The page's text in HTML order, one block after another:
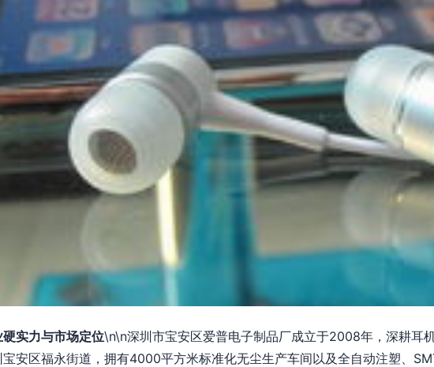
实力与市场定位\n\n深圳市宝安区爱普电子制品厂成立于2008年，深耕耳
安区福永街道，拥有4000平方米标准化无尘生产车间以及全自动注塑、